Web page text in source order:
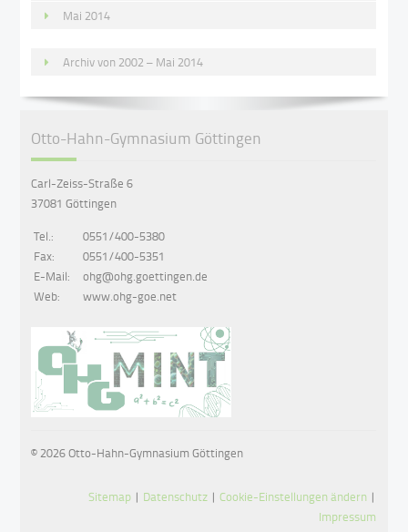
Mai 2014
Archiv von 2002 – Mai 2014
Otto-Hahn-Gymnasium Göttingen
Carl-Zeiss-Straße 6
37081 Göttingen
Tel.:
0551/400-5380
Fax:
0551/400-5351
E-Mail:
ohg@ohg.goettingen.de
Web:
www.ohg-goe.net
© 2026 Otto-Hahn-Gymnasium Göttingen
Sitemap | Datenschutz |Cookie-Einstellungen ändern |
Impressum